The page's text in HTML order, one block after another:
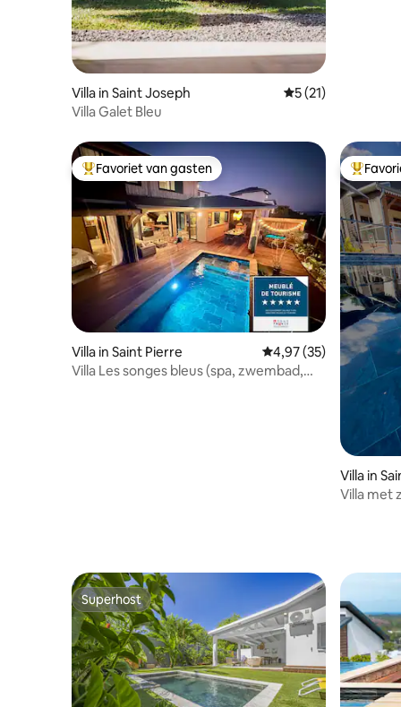
Villa in Saint Joseph Gemiddelde
5 (21)
Villa Galet Bleu
Topfavoriet van gasten
Favoriet van gasten
Villa in Saint Pierre Gemiddelde
4,97 (35)
Villa Les songes bleus (spa, zwembad,
Villa in
Villa met
Leu •
Superhost
Superhost